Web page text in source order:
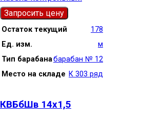
Запросить цену
Остаток текущий
178
Ед. изм.
м
Тип барабанабарабан № 12
Место на складе К 303 ряд
КВБбШв 14х1,5